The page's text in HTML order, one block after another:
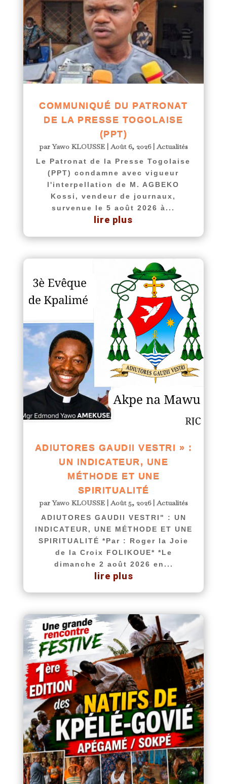
COMMUNIQUÉ DU PATRONAT
DE LA PRESSE TOGOLAISE
(PPT)
parYawo KLOUSSE|Août 6, 2026|Actualités
Le Patronat de la Presse Togolaise
(PPT) condamne avec vigueur
l'interpellation de M. AGBEKO
Kossi, vendeur de journaux,
survenue le 5 août 2026 à...
lire plus
ADIUTORES GAUDII VESTRI » :
UN INDICATEUR, UNE
MÉTHODE ET UNE
SPIRITUALITÉ
parYawo KLOUSSE|Août 5, 2026|Actualités
ADIUTORES GAUDII VESTRI" : UN
INDICATEUR, UNE MÉTHODE ET UNE
SPIRITUALITÉ *Par : Roger la Joie
de la Croix FOLIKOUE* *Le
dimanche 2 août 2026 en...
lire plus